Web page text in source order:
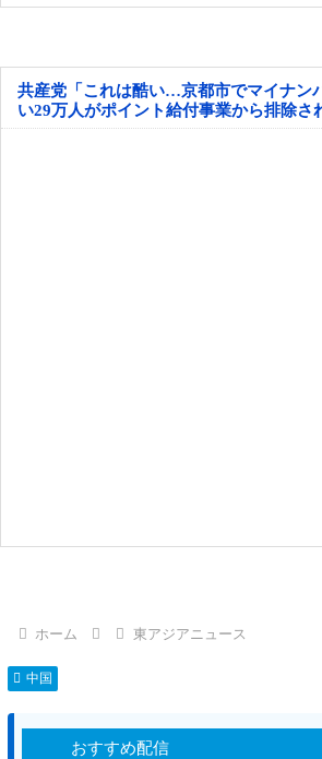
共産党「これは酷い…京都市でマイナン
い29万人がポイント給付事業から排除さ
ホーム 東アジアニュース
中国
おすすめ配信